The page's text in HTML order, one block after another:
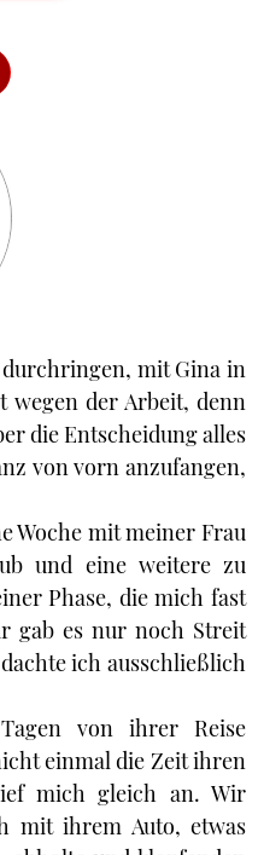
mit Gina in
wegen der Arbeit, denn
die Entscheidung alles
von vorn anzufangen,
Woche mit meiner Frau
und eine weitere zu
Phase, die mich fast
gab es nur noch Streit
ich ausschließlich
von ihrer Reise
einmal die Zeit ihren
mich gleich an. Wir
mit ihrem Auto, etwas